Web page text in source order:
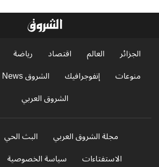
الجزائر العالم اقتصاد رياضة
منوعات
إنفوجرافيك الشروق News
الشروق العربي
مجلة الشروق العربي البث الحي
الاستفتاءات
سياسة الخصوصية